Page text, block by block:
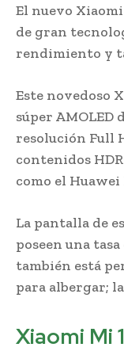
El nuevo
de gran
rendimiento y
Este novedoso
súper AMOLED
resolución Full
contenidos
como el Huawei
La pantalla de
poseen una
también está
para albergar;
Xiaomi Mi